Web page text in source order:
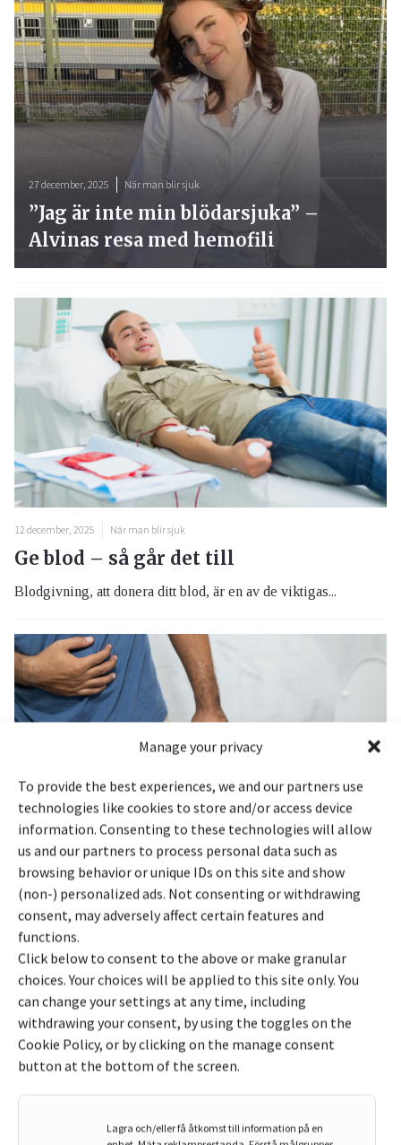
Manage your privacy
To provide the best experiences, we and our partners use
technologies like cookies to store and/or access device
information. Consenting to these technologies will allow
us and our partners to process personal data such as
browsing behavior or unique IDs on this site and show
(non-) personalized ads. Not consenting or withdrawing
consent, may adversely affect certain features and
functions.
Click below to consent to the above or make granular
choices. Your choices will be applied to this site only. You
can change your settings at any time, including
withdrawing your consent, by using the toggles on the
Cookie Policy, or by clicking on the manage consent
button at the bottom of the screen.
Lagra och/eller få åtkomst till information på en
27 december, 2025 När man blir sjuk
”Jag är inte min blödarsjuka” –
Alvinas resa med hemofili
12 december, 2025 När man blir sjuk
Ge blod – så går det till
Blodgivning, att donera ditt blod, är en av de viktigas...
8 januari, 2025 Mage & Tarm
Förstoppning: testa om
förstoppningen kan bero på
läkemedelsbehandling
Alla blir någon gång hård i magen eller förstoppad och ...